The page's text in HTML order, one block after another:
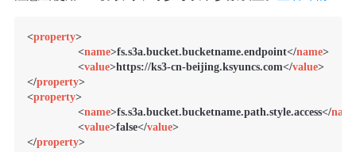
<property>
<name>fs.s3a.bucket.bucketname.endpoint</name>
<value>https://ks3-cn-beijing.ksyuncs.com</value>
</property>
<property>
<name>fs.s3a.bucket.bucketname.path.style.access</
<value>false</value>
</property>